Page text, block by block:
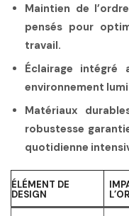
Maintien de l’ordre
pensés pour
travail.
Éclairage intégré
environnement
Matériaux
robustesse
quotidienne
ÉLÉMENT DE
DESIGN